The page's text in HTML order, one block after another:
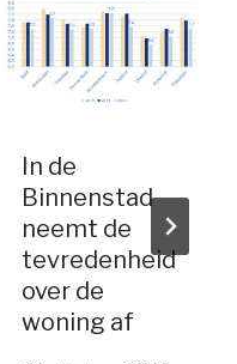
In de
Binnenstad
neemt de
tevredenheid
over de
woning af